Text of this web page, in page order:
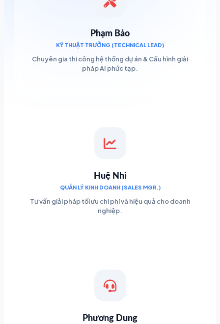
Phạm Bảo
KỸ THUẬT TRƯỞNG (TECHNICAL LEAD)
Chuyên gia thi công hệ thống dự án & Cấu hình giải
pháp AI phức tạp.
Huệ Nhi
QUẢN LÝ KINH DOANH (SALES MGR.)
Tư vấn giải pháp tối ưu chi phí và hiệu quả cho doanh
nghiệp.
Phương Dung